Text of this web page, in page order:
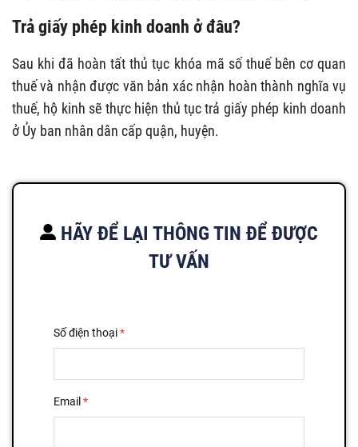
Trả giấy phép kinh doanh ở đâu?
Sau khi đã hoàn tất thủ tục khóa mã số thuế bên cơ quan
thuế và nhận được văn bản xác nhận hoàn thành nghĩa vụ
thuế, hộ kinh sẽ thực hiện thủ tục trả giấy phép kinh doanh
ở Ủy ban nhân dân cấp quận, huyện.
HÃY ĐỂ LẠI THÔNG TIN ĐỂ ĐƯỢC
TƯ VẤN